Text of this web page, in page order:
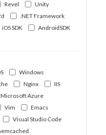
Revel
Unity
.NET Framework
iOS SDK
AndroidSDK
Windows
Nginx
IIS
Microsoft Azure
Vim
Emacs
Visual Studio Code